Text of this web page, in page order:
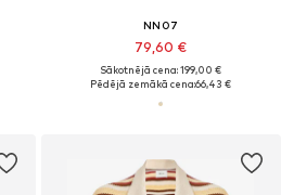
NN07
79,60 €
Sākotnējā cena: 199,00 €
Pēdējā zemākā cena:66,43 €